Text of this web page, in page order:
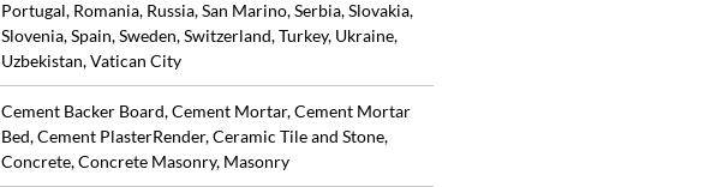
Portugal, Romania, Russia, San Marino, Serbia, Slovakia,
Slovenia, Spain, Sweden, Switzerland, Turkey, Ukraine,
Uzbekistan, Vatican City
Cement Backer Board, Cement Mortar, Cement Mortar
Bed, Cement PlasterRender, Ceramic Tile and Stone,
Concrete, Concrete Masonry, Masonry